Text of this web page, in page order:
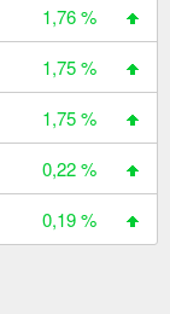
1,76 %
1,75 %
1,75 %
0,22 %
0,19 %